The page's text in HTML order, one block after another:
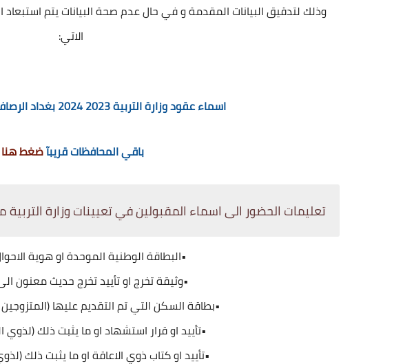
وذلك لتدقيق البيانات المقدمة و في حال عدم صحة البيانات يتم
الاتي:
اسماء عقود وزارة التربية 2023 2024 بغداد الرصافة الاولى
باقي المحافظات قريبآضغط هنا
تعليمات الحضور الى اسماء المقبولين في تعيينات وزارة
•البطاقة الوطنية الموحدة او هوية
•وثيقة تخرج او تأييد تخرج حديث معنون
•بطاقة السكن التي تم التقديم عليها
•تأييد او قرار استشهاد او ما يثبت ذلك
•تأييد او كتاب ذوي الاعاقة او ما يثبت ذلك